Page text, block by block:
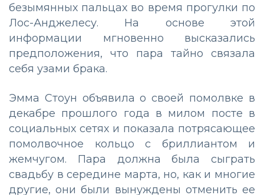
безымянных пальцах во время прогулки по
Лос-Анджелесу. На основе этой
информации мгновенно высказались
предположения, что пара тайно связала
себя узами брака.
Эмма Стоун объявила о своей помолвке в
декабре прошлого года в милом посте в
социальных сетях и показала потрясающее
помолвочное кольцо с бриллиантом и
жемчугом. Пара должна была сыграть
свадьбу в середине марта, но, как и многие
другие, они были вынуждены отменить ее